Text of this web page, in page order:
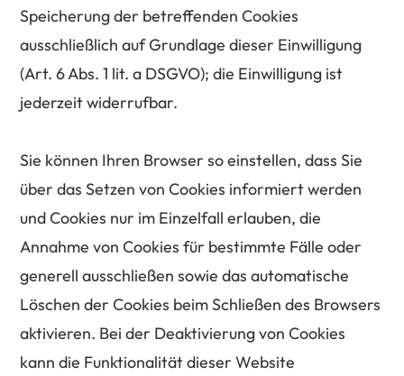
Speicherung der betreffenden Cookies
ausschließlich auf Grundlage dieser Einwilligung
(Art. 6 Abs. 1 lit. a DSGVO); die Einwilligung ist
jederzeit widerrufbar.
Sie können Ihren Browser so einstellen, dass Sie
über das Setzen von Cookies informiert werden
und Cookies nur im Einzelfall erlauben, die
Annahme von Cookies für bestimmte Fälle oder
generell ausschließen sowie das automatische
Löschen der Cookies beim Schließen des Browsers
aktivieren. Bei der Deaktivierung von Cookies
kann die Funktionalität dieser Website